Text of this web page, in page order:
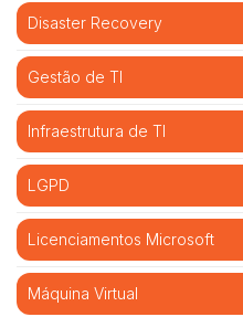
Disaster Recovery
Gestão de TI
Infraestrutura de TI
LGPD
Licenciamentos Microsoft
Máquina Virtual